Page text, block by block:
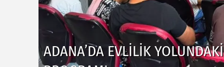
ADANA'DA KIZININ TERLIĞINI